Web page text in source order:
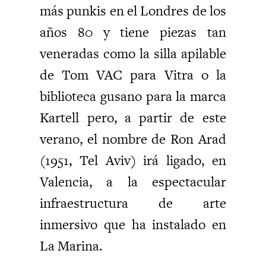
más punkis en el Londres de los
años 80 y tiene piezas tan
veneradas como la silla apilable
de Tom VAC para Vitra o la
biblioteca gusano para la marca
Kartell pero, a partir de este
verano, el nombre de Ron Arad
(1951, Tel Aviv) irá ligado, en
Valencia, a la espectacular
infraestructura de arte
inmersivo que ha instalado en
La Marina.